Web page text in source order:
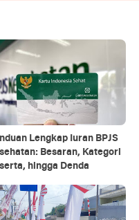
Lengkap Iuran BPJS
Besaran, Kategori
hingga Denda